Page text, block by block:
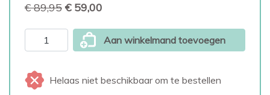
€ 89,95 € 59,00
Aan winkelmand toevoegen
Helaas niet beschikbaar om te bestellen